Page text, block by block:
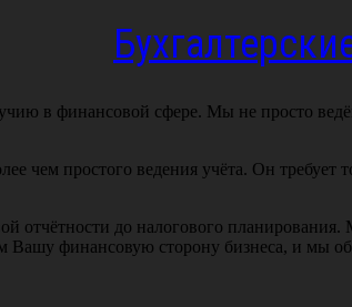
в финансовой сфере. Мы не просто
чем простого ведения учёта. Он
отчётности до налогового
Вашу финансовую сторону бизнеса, и мы